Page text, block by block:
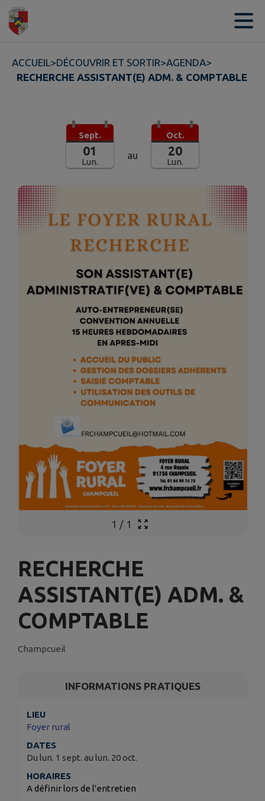
Contenu
ACCUEIL>DÉCOUVRIR ET SORTIR>AGENDA>
RECHERCHE ASSISTANT(E) ADM. & COMPTABLE
Sept.
01
Lun.
au
Oct.
20
Lun.
1 / 1
RECHERCHE
ASSISTANT(E) ADM. &
COMPTABLE
Champcueil
INFORMATIONS PRATIQUES
LIEU
Foyer rural
DATES
Du lun. 1 sept. au lun. 20 oct.
HORAIRES
A définir lors de l'entretien